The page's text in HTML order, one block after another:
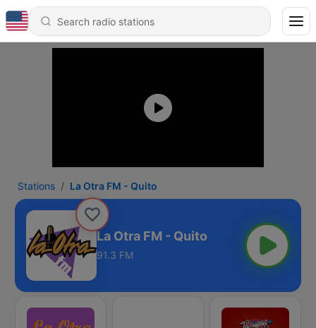
Stations La Otra FM - Quito
La Otra FM - Quito
91.3 FM